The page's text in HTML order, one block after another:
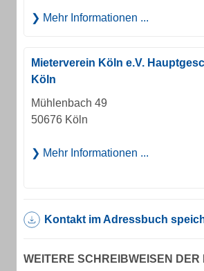
Mehr Informationen ...
Mieterverein Köln e.V.
Köln
Mühlenbach 49
50676 Köln
Mehr Informationen ...
Kontakt im Adressbuch
WEITERE SCHREIBWEISEN DER